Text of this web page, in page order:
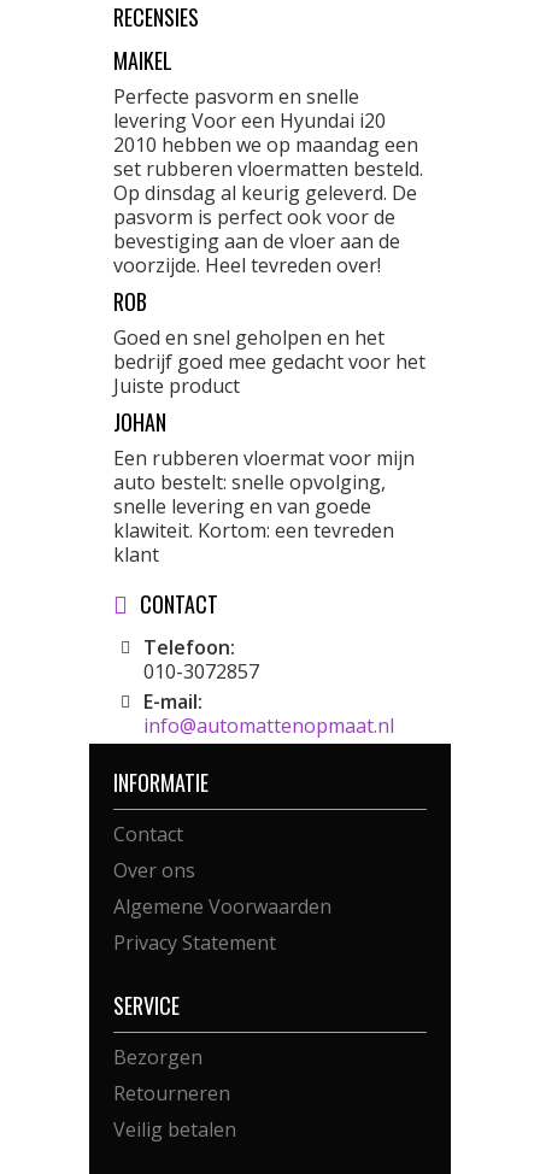
RECENSIES
MAIKEL
Perfecte pasvorm en snelle
levering Voor een Hyundai i20
2010 hebben we op maandag een
set rubberen vloermatten besteld.
Op dinsdag al keurig geleverd. De
pasvorm is perfect ook voor de
bevestiging aan de vloer aan de
voorzijde. Heel tevreden over!
ROB
Goed en snel geholpen en het
bedrijf goed mee gedacht voor het
Juiste product
JOHAN
Een rubberen vloermat voor mijn
auto bestelt: snelle opvolging,
snelle levering en van goede
klawiteit. Kortom: een tevreden
klant
CONTACT
Telefoon:
010-3072857
E-mail:
info@automattenopmaat.nl
INFORMATIE
Contact
Over ons
Algemene Voorwaarden
Privacy Statement
SERVICE
Bezorgen
Retourneren
Veilig betalen